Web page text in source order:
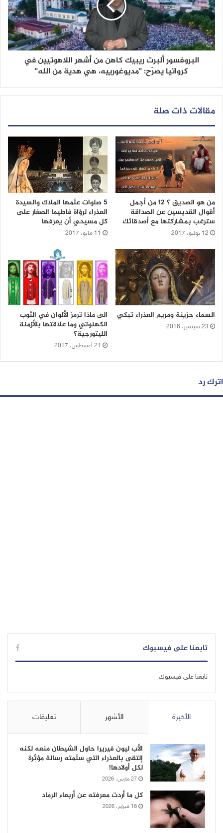
البروفسور ألبرت ريبيك كاهن من أشهر اللاهوتيين في
كرواتيا يصرّح: "مديوغورييه، هي هدية من الله"
مقالات ذات صلة
من هو الصديق ؟ 12 من أجمل
أقوال القديسين عن الصداقة
سترغب بمشاركتها مع أصدقائك
12 يوليو، 2017
5 صلوات علّمها الملاك والسيدة
العذراء لرؤاة فاطيما الصغار على
كل مسيحي أن يعرفها
11 مايو، 2017
السماء حزينة ومريم العذراء تبكي
23 سبتمبر، 2016
الى ماذا ترمز الألوان في الثوب
الكهنوتي وما علاقتها بالأزمنة
الليتورجية؟
21 أغسطس، 2017
اترك رد
تابعنا على فيسبوك
تابعنا على فيسبوك
الأخيرة الأشهر تعليقات
الأب ليون فيريرا حاول الشيطان منعه لكنه
إلتقى بالعذراء التي سلّمته رسالة مؤثّرة
لكل أولادها!
27 مارس، 2026
كل ما أردت معرفته عن أربعاء الرماد
18 فبراير، 2026